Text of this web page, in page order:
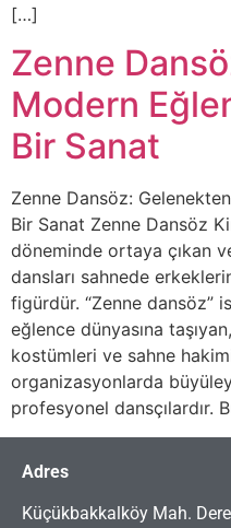
[…]
Zenne
Modern
Bir Sanat
Zenne Dansöz:
Bir Sanat Zenne Dansöz
döneminde ortaya çıkan
dansları sahnede
figürdür. “Zenne dansöz”
eğlence dünyasına
kostümleri ve sahne
organizasyonlarda
profesyonel dansçılardır.
Adres
Küçükbakkalköy Mah.